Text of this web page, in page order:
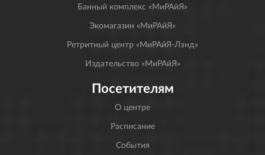
Банный комплекс «МиРАйЯ»
Экомагазин «МиРАйЯ»
Ретритный центр «МиРАйЯ-Лэнд»
Издательство «МиРАйЯ»
Посетителям
О центре
Расписание
События